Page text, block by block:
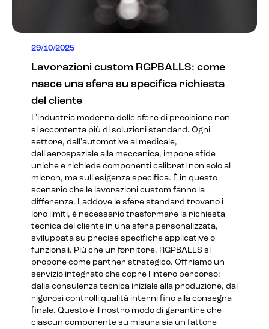
29/10/2025
Lavorazioni custom RGPBALLS: come
nasce una sfera su specifica richiesta
del cliente
L'industria moderna delle sfere di precisione non
si accontenta più di soluzioni standard. Ogni
settore, dall'automotive al medicale,
dall'aerospaziale alla meccanica, impone sfide
uniche e richiede componenti calibrati non solo al
micron, ma sull'esigenza specifica. È in questo
scenario che le lavorazioni custom fanno la
differenza. Laddove le sfere standard trovano i
loro limiti, è necessario trasformare la richiesta
tecnica del cliente in una sfera personalizzata,
sviluppata su precise specifiche applicative o
funzionali. Più che un fornitore, RGPBALLS si
propone come partner strategico. Offriamo un
servizio integrato che copre l'intero percorso:
dalla consulenza tecnica iniziale alla produzione, dai
rigorosi controlli qualità interni fino alla consegna
finale. Questo è il nostro modo di garantire che
ciascun componente su misura sia un fattore